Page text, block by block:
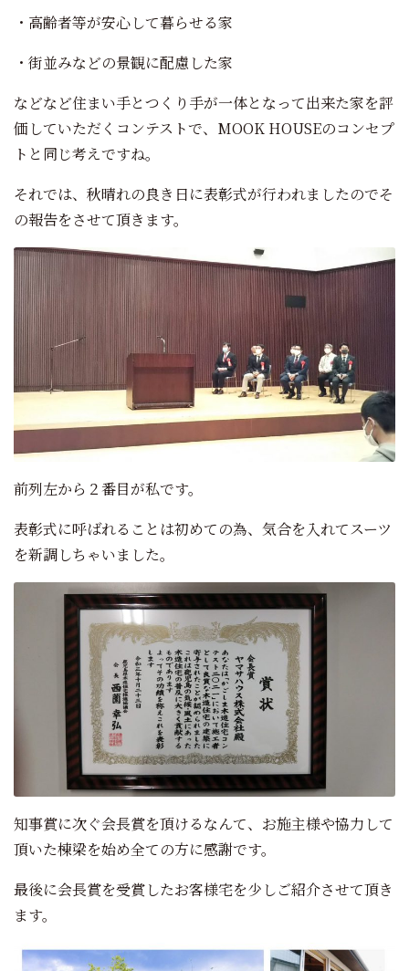
・高齢者等が安心して暮らせる家
・街並みなどの景観に配慮した家
などなど住まい手とつくり手が一体となって出来た家を評
価していただくコンテストで、MOOK HOUSEのコンセプ
トと同じ考えですね。
それでは、秋晴れの良き日に表彰式が行われましたのでそ
の報告をさせて頂きます。
前列左から２番目が私です。
表彰式に呼ばれることは初めての為、気合を入れてスーツ
を新調しちゃいました。
知事賞に次ぐ会長賞を頂けるなんて、お施主様や協力して
頂いた棟梁を始め全ての方に感謝です。
最後に会長賞を受賞したお客様宅を少しご紹介させて頂き
ます。